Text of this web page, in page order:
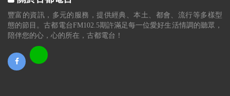
豐富的資訊，多元的服務，提供經典、本土、都會、流行等多樣型
態的節目。古都電台FM102.5期許滿足每一位愛好生活情調的聽眾，
陪伴您的心，心的所在，古都電台！